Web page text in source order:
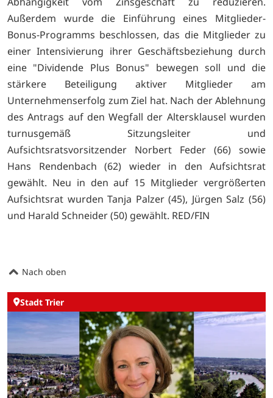
Außerdem wurde die Einführung eines Mitglieder-
Bonus-Programms beschlossen, das die Mitglieder zu
einer Intensivierung ihrer Geschäftsbeziehung durch
eine "Dividende Plus Bonus" bewegen soll und die
stärkere Beteiligung aktiver Mitglieder am
Unternehmenserfolg zum Ziel hat. Nach der Ablehnung
des Antrags auf den Wegfall der Altersklausel wurden
turnusgemäß Sitzungsleiter und
Aufsichtsratsvorsitzender Norbert Feder (66) sowie
Hans Rendenbach (62) wieder in den Aufsichtsrat
gewählt. Neu in den auf 15 Mitglieder vergrößerten
Aufsichtsrat wurden Tanja Palzer (45), Jürgen Salz (56)
und Harald Schneider (50) gewählt. RED/FIN
Nach oben
Stadt Trier